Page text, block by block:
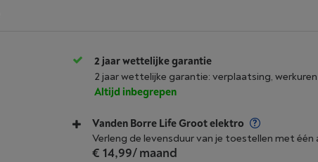
2 jaar wettelijke garantie
2 jaar wettelijke garantie: verplaatsing,
Altijd inbegrepen
Vanden Borre Life Groot elektro
Verleng de levensduur van je toestellen met
€ 14,99/ maand